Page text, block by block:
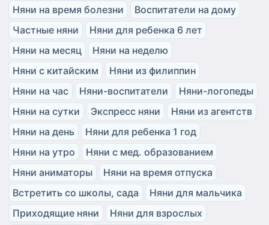
Няни на время болезни
Воспитатели на дому
Частные няни
Няни для ребенка 6 лет
Няни на месяц
Няни на неделю
Няни с китайским
Няни из филиппин
Няни на час
Няни-воспитатели
Няни-логопеды
Няни на сутки
Экспресс няни
Няни из агентств
Няни на день
Няни для ребенка 1 год
Няни на утро
Няни с мед. образованием
Няни аниматоры
Няни на время отпуска
Встретить со школы, сада
Няни для мальчика
Приходящие няни
Няни для взрослых